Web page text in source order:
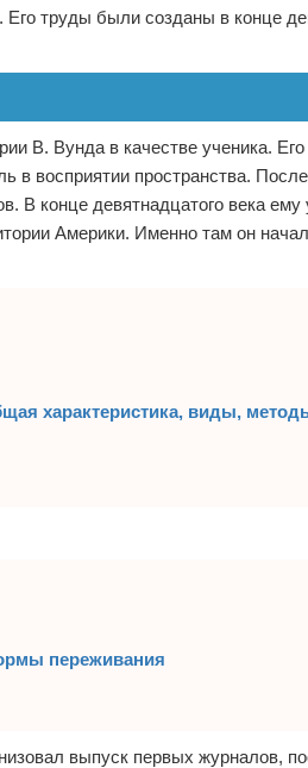
труды были созданы в конце
В. Вунда в качестве ученика.
в восприятии пространства.
В конце девятнадцатого века ему
Америки. Именно там он
характеристика, виды,
переживания
выпуск первых журналов,